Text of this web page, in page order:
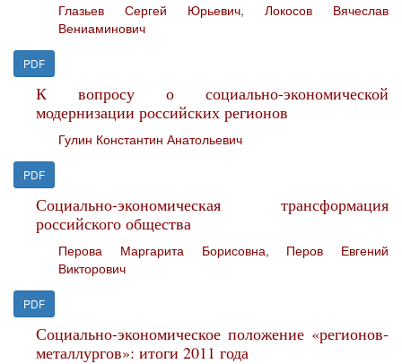
Глазьев Сергей Юрьевич, Локосов Вячеслав
Вениаминович
PDF
К вопросу о социально-экономической
модернизации российских регионов
Гулин Константин Анатольевич
PDF
Социально-экономическая трансформация
российского общества
Перова Маргарита Борисовна, Перов Евгений
Викторович
PDF
Социально-экономическое положение «регионов-
металлургов»: итоги 2011 года